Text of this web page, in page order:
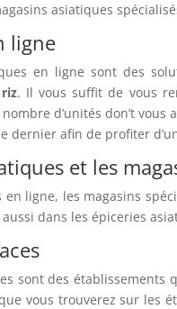
asiatiques
ligne
en ligne sont des
. Il vous suffit de vous
d’unités don’t
dernier afin de profiter
et les
en ligne, les magasins
dans les épiceries
sont des
vous trouverez sur les